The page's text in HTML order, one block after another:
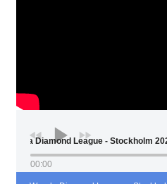
Wanda Diamond League -
00:00